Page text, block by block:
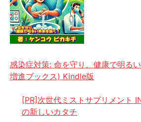
感染症対策: 命を守り、健康で明る
増進ブックス) Kindle版
[PR]次世代ミストサプリメント
の新しいカタチ